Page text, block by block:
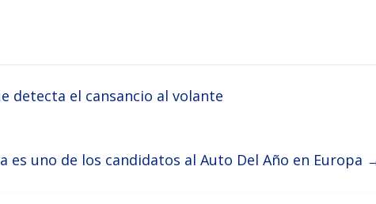
detecta el cansancio al volante
es uno de los candidatos al Auto Del Año en Europa